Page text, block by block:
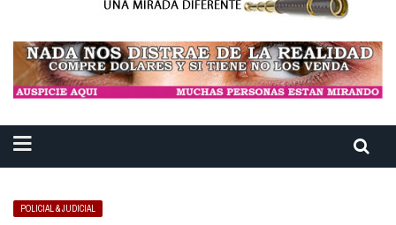
POLICIAL & JUDICIAL